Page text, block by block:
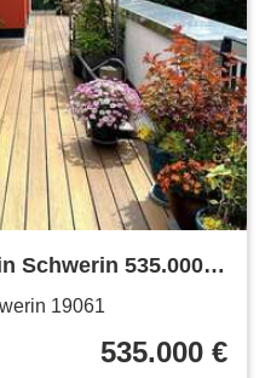
Schwerin 535.000 €
19061
535.000 €